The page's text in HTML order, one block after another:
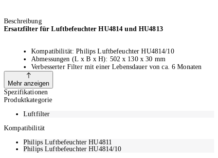
Beschreibung
Ersatzfilter für Luftbefeuchter HU4814 und HU4813
Kompatibilität: Philips Luftbefeuchter HU4814/10
Abmessungen (L x B x H): 502 x 130 x 30 mm
Verbesserter Filter mit einer Lebensdauer von ca. 6 Monaten
Bietet eine hinreichende Wasseraufnahme und
Verdunstungseffizienz
30 mm dicker Filter besteht aus PET-Material mit
Bienenwabenstruktur aus 12 Schichten
Perfekte Passform für kontinuierlich hohe Leistung
Durch den Austausch des Filters mit dem Philips Original-
Befeuchtungselement wird eine konstant hohe und effiziente Leistung
Mehr anzeigen
Spezifikationen
Produktkategorie
Luftfilter
Kompatibilität
Philips Luftbefeuchter HU4811
Philips Luftbefeuchter HU4814/10